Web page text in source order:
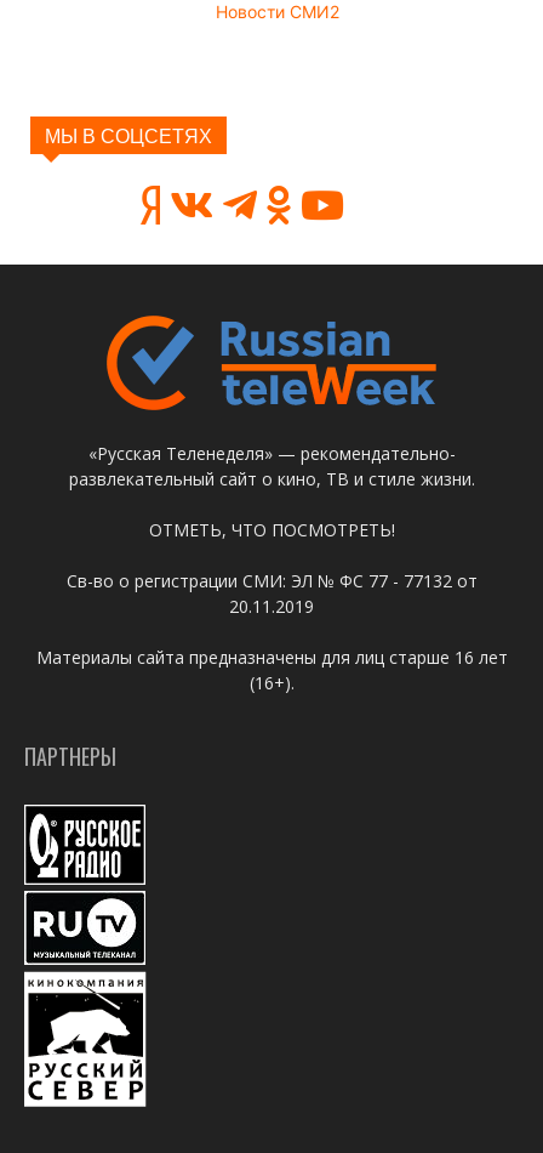
Новости СМИ2
МЫ В СОЦСЕТЯХ
«Русская Теленеделя» — рекомендательно-
развлекательный сайт о кино, ТВ и стиле жизни.
ОТМЕТЬ, ЧТО ПОСМОТРЕТЬ!
Св-во о регистрации СМИ: ЭЛ № ФС 77 - 77132 от
20.11.2019
Материалы сайта предназначены для лиц старше 16 лет
(16+).
ПАРТНЕРЫ